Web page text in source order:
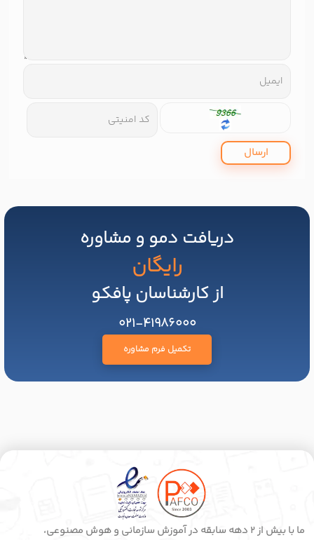
ارسال
دریافت دمو و مشاوره
رایگان
از کارشناسان پافکو
021-41986000
تکمیل فرم مشاوره
ما با بیش از 2 دهه سابقه در آموزش سازمانی و هوش مصنوعی،